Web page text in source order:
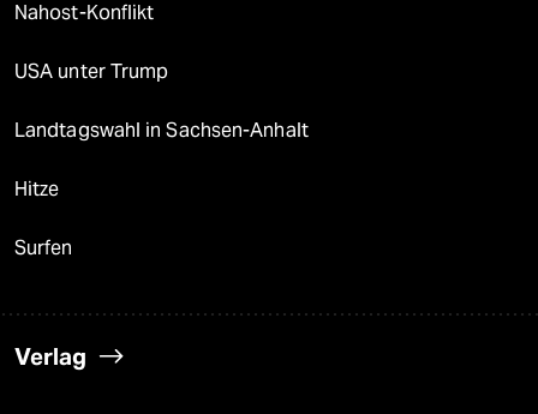
Nahost-Konflikt
USA unter Trump
Landtagswahl in Sachsen-Anhalt
Hitze
Surfen
Verlag